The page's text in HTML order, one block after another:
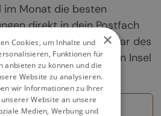
im Monat die besten
direkt in dein Postfach
Chance auf ein Exemplar des
Kochbuchs „Von Insel
×
Cookies, um Inhalte und
Funktionen für
anbieten zu können und die
Website zu analysieren.
wir Informationen zu Ihrer
Website an unsere
Medien, Werbung und